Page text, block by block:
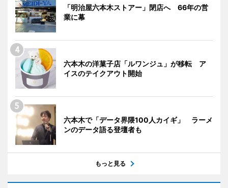
「明治屋六本木ストアー」閉店へ 66年の営
業に幕
六本木の洋菓子店「ルワンジュ」が移転 ア
イスのテイクアウト開始
六本木で「データ界隈100人カイギ」 ラーメ
ンのデータ語る登壇者も
もっと見る